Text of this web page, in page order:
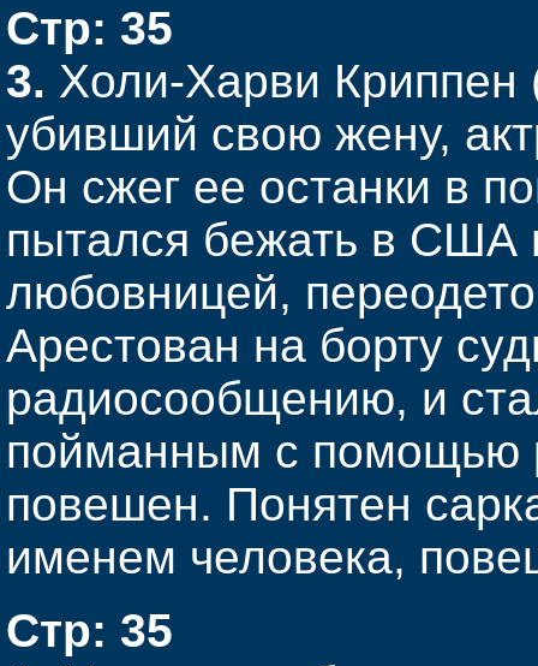
Стр: 35
3. Холи-Харви Криппен
убивший свою жену,
Он сжег ее останки в
пытался бежать в США
любовницей,
Арестован на борту
радиосообщению, и
пойманным с помощью
повешен. Понятен
именем человека,
Стр: 35